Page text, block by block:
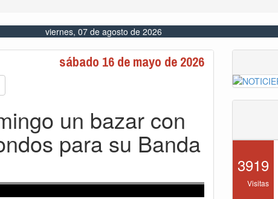
viernes, 07 de agosto de 2026
sábado 16 de mayo de 2026
un bazar con
para su Banda
3919
Visitas